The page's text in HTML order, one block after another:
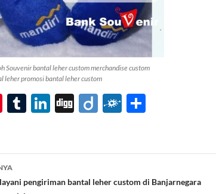
Souvenir bantal leher custom merchandise custom
leher promosi bantal leher custom
Pi
es
t
T
bl
r
Li
e
dI
Di Di F
d e
pengiriman bantal leher custom di Banjarnegara